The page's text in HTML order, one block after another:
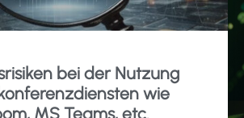
bei der Nutzung
wie
MS Teams, etc.